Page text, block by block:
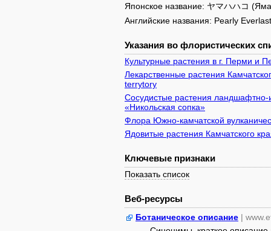
Японское название: ヤマハハコ
Английские названия: Pearly
Указания во флористических
Культурные растения в г. Перми и
Лекарственные растения
terrytory
Сосудистые растения ландшафтно-
«Никольская сопка»
Флора Южно-камчатской
Ядовитые растения Камчатского
Ключевые признаки
Показать список
Веб-ресурсы
Ботаническое описание |